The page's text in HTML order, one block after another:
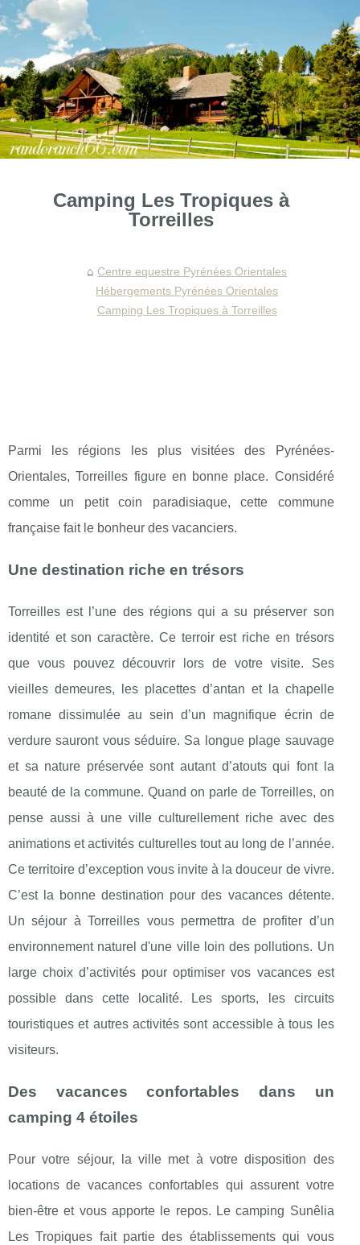
Camping Les Tropiques à
Torreilles
Centre equestre Pyrénées Orientales
Hébergements Pyrénées Orientales
Camping Les Tropiques à Torreilles
Parmi les régions les plus visitées des Pyrénées-
Orientales, Torreilles figure en bonne place. Considéré
comme un petit coin paradisiaque, cette commune
française fait le bonheur des vacanciers.
Une destination riche en trésors
Torreilles est l’une des régions qui a su préserver son
identité et son caractère. Ce terroir est riche en trésors
que vous pouvez découvrir lors de votre visite. Ses
vieilles demeures, les placettes d’antan et la chapelle
romane dissimulée au sein d’un magnifique écrin de
verdure sauront vous séduire. Sa longue plage sauvage
et sa nature préservée sont autant d’atouts qui font la
beauté de la commune. Quand on parle de Torreilles, on
pense aussi à une ville culturellement riche avec des
animations et activités culturelles tout au long de l’année.
Ce territoire d’exception vous invite à la douceur de vivre.
C’est la bonne destination pour des vacances détente.
Un séjour à Torreilles vous permettra de profiter d’un
environnement naturel d'une ville loin des pollutions. Un
large choix d’activités pour optimiser vos vacances est
possible dans cette localité. Les sports, les circuits
touristiques et autres activités sont accessible à tous les
visiteurs.
Des vacances confortables dans un
camping 4 étoiles
Pour votre séjour, la ville met à votre disposition des
locations de vacances confortables qui assurent votre
bien-être et vous apporte le repos. Le camping Sunêlia
Les Tropiques fait partie des établissements qui vous